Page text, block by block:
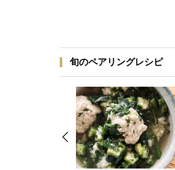
旬のペアリングレシピ